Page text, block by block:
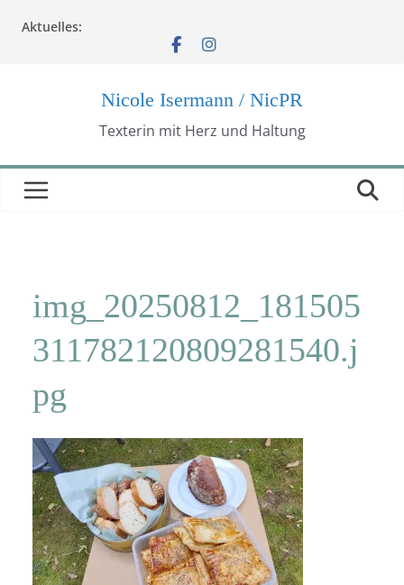
Inhalt
Aktuelles:
Nicole Isermann / NicPR
Texterin mit Herz und Haltung
img_20250812_181505
311782120809281540.j
pg